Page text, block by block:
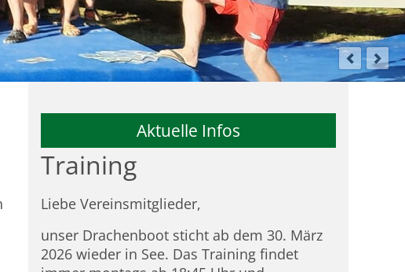
Aktuelle Infos
Training
Liebe Vereinsmitglieder,
unser Drachenboot sticht ab dem 30. März
2026 wieder in See. Das Training findet